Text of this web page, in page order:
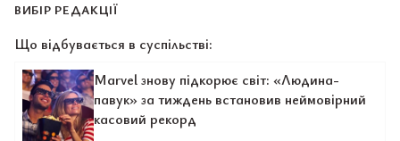
ВИБІР РЕДАКЦІЇ
Що відбувається в суспільстві:
Marvel знову підкорює світ: «Людина-
павук» за тиждень встановив неймовірний
касовий рекорд